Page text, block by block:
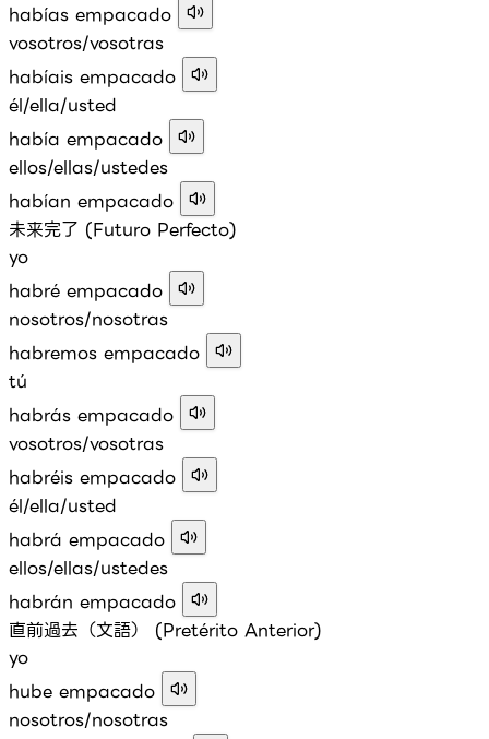
habías empacado
vosotros/vosotras
habíais empacado
él/ella/usted
había empacado
ellos/ellas/ustedes
habían empacado
未来完了 (Futuro Perfecto)
yo
habré empacado
nosotros/nosotras
habremos empacado
tú
habrás empacado
vosotros/vosotras
habréis empacado
él/ella/usted
habrá empacado
ellos/ellas/ustedes
habrán empacado
直前過去（文語） (Pretérito Anterior)
yo
hube empacado
nosotros/nosotras